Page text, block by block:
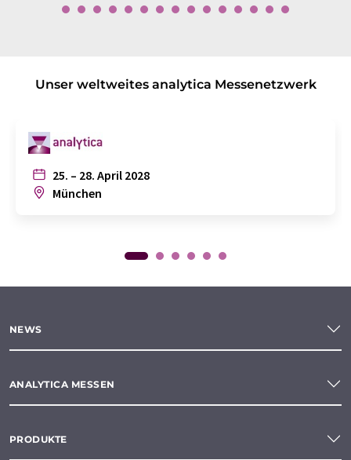
Unser weltweites analytica Messenetzwerk
25. – 28. April 2028
München
NEWS
ANALYTICA MESSEN
PRODUKTE